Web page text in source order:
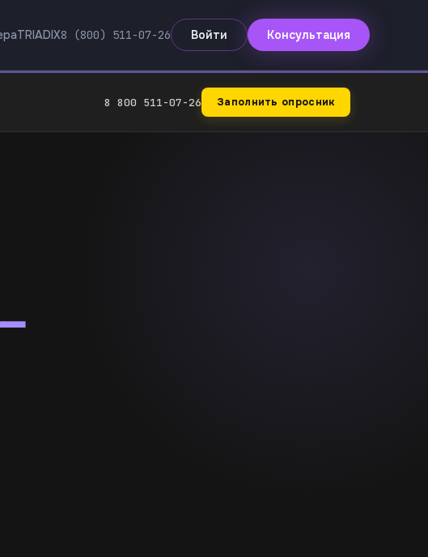
TRIADIX8 (800) 511-07-26 Войти Консультация
8 800 511-07-26 Заполнить опросник